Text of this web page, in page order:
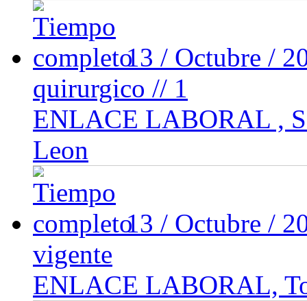
13 / Octubre /
quirurgico // 1
ENLACE LABORAL ,
Leon
13 / Octubre /
vigente
ENLACE LABORAL,